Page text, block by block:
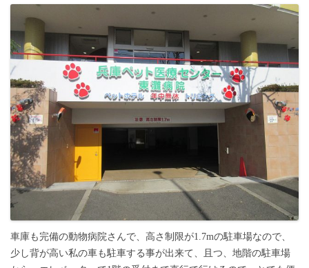
車庫も完備の動物病院さんで、高さ制限が1.7mの駐車場なので、
少し背が高い私の車も駐車する事が出来て、且つ、地階の駐車場